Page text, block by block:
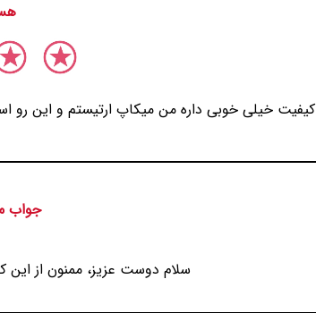
کیفیت خیلی خوبی داره من میکاپ ارتیستم و این رو
جواب
سلام دوست عزیز، ممنون از این